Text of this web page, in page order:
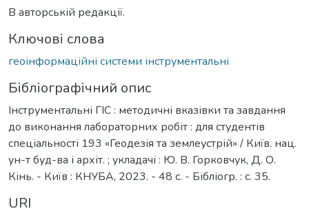
В авторській редакції.
Ключові слова
геоінформаційні системи інструментальні
Бібліографічний опис
Інструментальні ГІС : методичні вказівки та завдання
до виконання лабораторних робіт : для студентів
спеціальності 193 «Геодезія та землеустрій» / Київ. нац.
ун-т буд-ва і архіт. ; укладачі : Ю. В. Горковчук, Д. О.
Кінь. - Київ : КНУБА, 2023. - 48 с. - Бібліогр. : с. 35.
URI